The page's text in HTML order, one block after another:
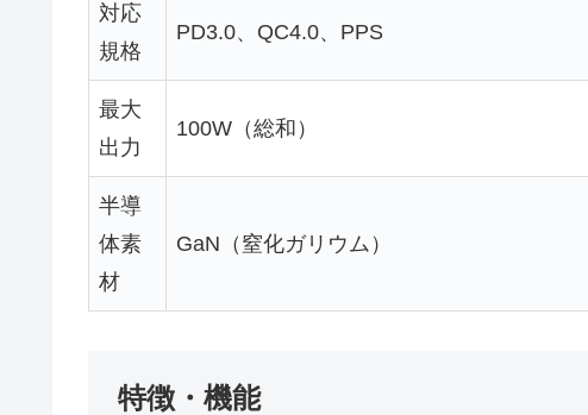
対応
規格
PD3.0、QC4.0、PPS
最大
出力
100W（総和）
半導
体素
材
GaN（窒化ガリウム）
特徴・機能